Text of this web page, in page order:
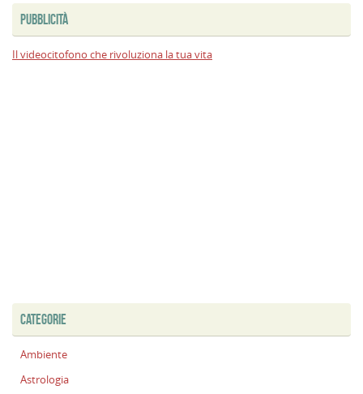
PUBBLICITÀ
Il videocitofono che rivoluziona la tua vita
CATEGORIE
Ambiente
Astrologia